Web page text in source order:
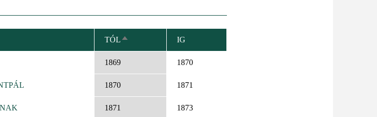
TÓLCSÖKKENŐ
RENDEZÉS
IG
1869 1870
1870 1871
1871 1873